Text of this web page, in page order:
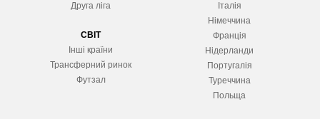
Друга ліга
СВІТ
Інші країни
Трансферний ринок
Футзал
Італія
Німеччина
Франція
Нідерланди
Португалія
Туреччина
Польща